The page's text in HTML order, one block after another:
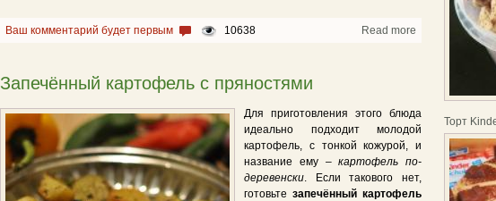
Ваш комментарий будет первым 10638 Read more about Пирог
Запечённый картофель с пряностями
Для приготовления этого блюда
идеально подходит молодой
картофель, с тонкой кожурой, и
название ему –картофель по-
деревенски . Если такового нет,
готовьте запечённый картофель
Торт